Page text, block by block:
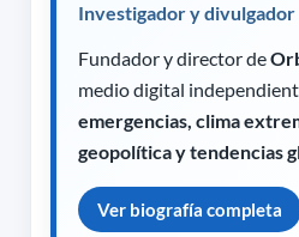
Investigador y divulgador
Fundador y director de
medio digital
emergencias, clima
geopolítica y tendencias
Ver biografía completa